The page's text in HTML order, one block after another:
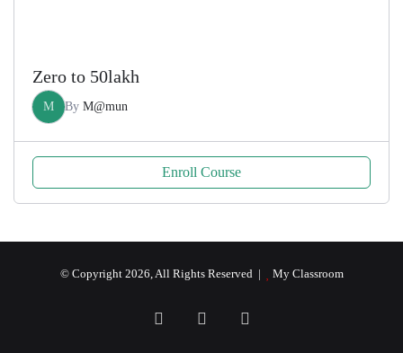
Zero to 50lakh
M By M@mun
Enroll Course
© Copyright 2026, All Rights Reserved | My Classroom
FacebookYouTube